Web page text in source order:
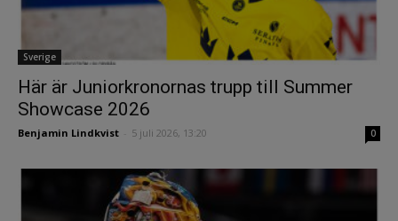
Sverige
Här är Juniorkronornas trupp till Summer
Showcase 2026
Benjamin Lindkvist 5 juli 2026, 13:20 0